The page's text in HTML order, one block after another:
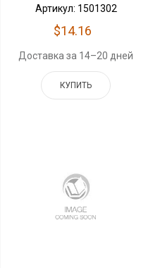
Артикул: 1501302
$14.16
Доставка за 14–20 дней
КУПИТЬ